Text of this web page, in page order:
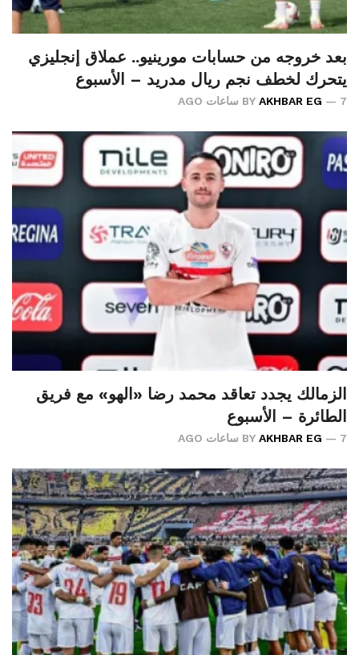
بعد خروجه من حسابات مورينيو.. عملاق إنجليزي
يتحرك لخطف نجم ريال مدريد – الأسبوع
BY AKHBAR EG 7 ساعات AGO
الزمالك يجدد تعاقد محمد رضا «الهو» مع فريق
الطائرة – الأسبوع
BY AKHBAR EG 7 ساعات AGO